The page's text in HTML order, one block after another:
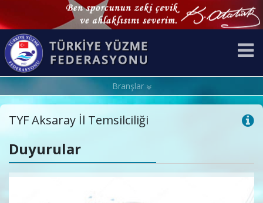
Branşlar
TYF Aksaray İl Temsilciliği
Duyurular